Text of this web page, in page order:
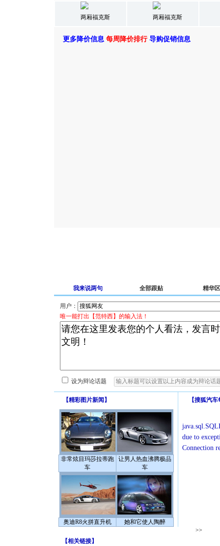
两厢福克斯 两厢福克斯
更多降价信息 每周降价排行 导购促销信息
我来说两句 全部跟贴 精华区
用户：
唯一能打出【范特西】的输入法！
设为辩论话题
【精彩图片新闻 】
非常炫目玛莎拉蒂跑
车
让男人热血沸腾极品
车
奥迪R8火拼直升机 她和它使人陶醉
【搜狐汽车
due to
Connection
>>
【相关链接】